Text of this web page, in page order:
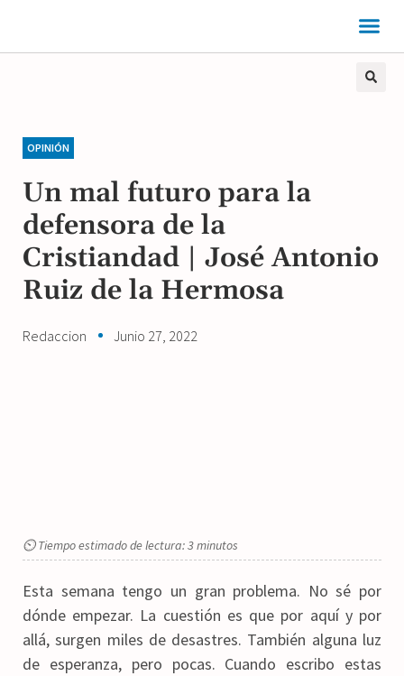
OPINIÓN
Un mal futuro para la
defensora de la
Cristiandad | José Antonio
Ruiz de la Hermosa
Redaccion Junio 27, 2022
⏲ Tiempo estimado de lectura: 3 minutos
Esta semana tengo un gran problema. No sé por
dónde empezar. La cuestión es que por aquí y por
allá, surgen miles de desastres. También alguna luz
de esperanza, pero pocas. Cuando escribo estas